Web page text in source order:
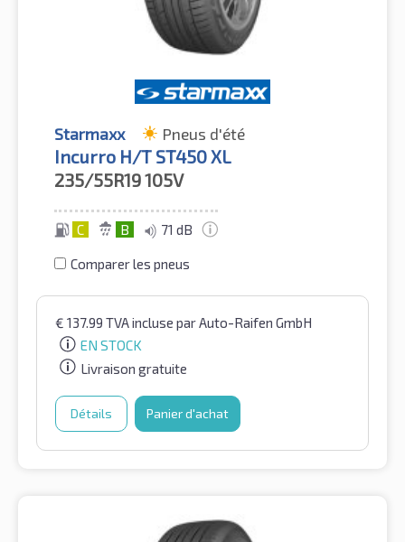
Starmaxx Pneus d'été
Incurro H/T ST450 XL
235/55R19105V
C B 71 dB
Comparer les pneus
€ 137.99 TVA incluse par Auto-Raifen GmbH
EN STOCK
Livraison gratuite
Détails Panier d'achat